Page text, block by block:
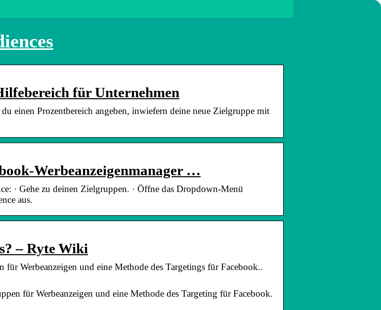
für Unternehmen
einen Prozentbereich angeben, inwiefern deine neue Zielgruppe mit
Werbeanzeigenmanager …
· Gehe zu deinen Zielgruppen. · Öffne das Dropdown-Menü
aus.
– Ryte Wiki
Werbeanzeigen und eine Methode des Targetings für Facebook..
für Werbeanzeigen und eine Methode des Targeting für Facebook.